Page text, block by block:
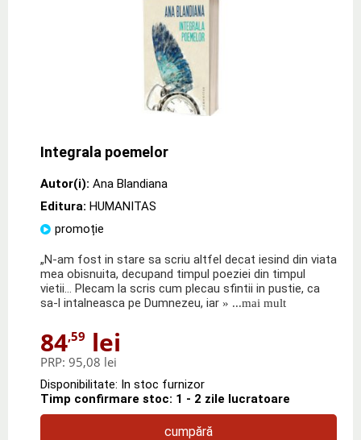
Integrala poemelor
Autor(i): Ana Blandiana
Editura: HUMANITAS
promoție
„N-am fost in stare sa scriu altfel decat iesind din viata
mea obisnuita, decupand timpul poeziei din timpul
vietii… Plecam la scris cum plecau sfintii in pustie, ca
sa-l intalneasca pe Dumnezeu, iar » ...mai mult
84,59 lei
PRP: 95,08 lei
Disponibilitate: In stoc furnizor
Timp confirmare stoc: 1 - 2 zile lucratoare
cumpără